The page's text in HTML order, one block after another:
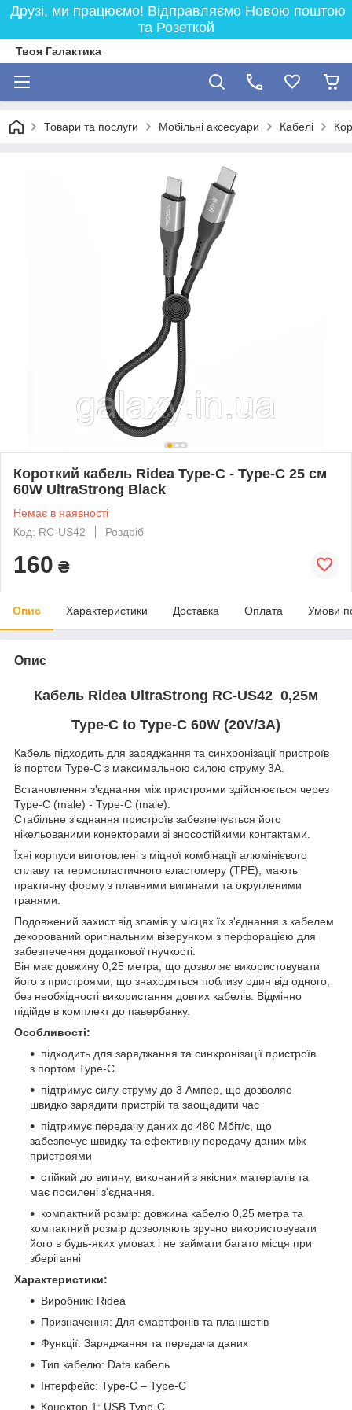
Друзі, ми працюємо! Відправляємо Новою поштою
та Розеткой
Твоя Галактика
Товари та послуги Мобільні аксесуари Кабелі
Короткий кабель Ridea Type-C - Type-C 25 см
60W UltraStrong Black
Немає в наявності
Код: RC-US42
Роздріб
160 ₴
Опис Характеристики Доставка Оплата Умови
Опис
Кабель Ridea UltraStrong RC-US42 0,25м
Type-C to Type-C 60W (20V/3A)
Кабель підходить для заряджання та синхронізації пристроїв
із портом Type-C з максимальною силою струму 3A.
Встановлення з'єднання між пристроями здійснюється через
Type-C (male) - Type-C (male).
Стабільне з'єднання пристроїв забезпечується його
нікельованими конекторами зі зносостійкими контактами.
Їхні корпуси виготовлені з міцної комбінації алюмінієвого
сплаву та термопластичного еластомеру (TPE), мають
практичну форму з плавними вигинами та округленими
гранями.
Подовжений захист від зламів у місцях їх з'єднання з кабелем
декорований оригінальним візерунком з перфорацією для
забезпечення додаткової гнучкості.
Він має довжину 0,25 метра, що дозволяє використовувати
його з пристроями, що знаходяться поблизу один від одного,
без необхідності використання довгих кабелів. Відмінно
підійде в комплект до павербанку.
Особливості:
підходить для заряджання та синхронізації пристроїв
з портом Type-C.
підтримує силу струму до 3 Ампер, що дозволяє
швидко зарядити пристрій та заощадити час
підтримує передачу даних до 480 Мбіт/с, що
забезпечує швидку та ефективну передачу даних між
пристроями
стійкий до вигину, виконаний з якісних матеріалів та
має посилені з'єднання.
компактний розмір: довжина кабелю 0,25 метра та
компактний розмір дозволяють зручно використовувати
його в будь-яких умовах і не займати багато місця при
зберіганні
Характеристики:
Виробник: Ridea
Призначення: Для смартфонів та планшетів
Функції: Заряджання та передача даних
Тип кабелю: Data кабель
Інтерфейс: Type-C – Type-C
Конектор 1: USB Type-C